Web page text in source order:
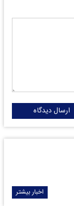
ارسال دیدگاه
اخبار بیشتر